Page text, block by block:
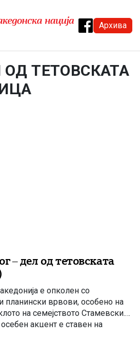
Архива
ТЕТОВСКАТА
– дел од тетовската
е опколен со
планински врвови, особено на
на семејството Стамевски.
акцент е ставен на
македонски